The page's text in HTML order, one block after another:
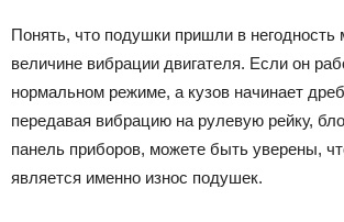
Понять, что подушки пришли в негодность
величине вибрации двигателя. Если он
нормальном режиме, а кузов начинает
передавая вибрацию на рулевую рейку,
панель приборов, можете быть уверены,
является именно износ подушек.